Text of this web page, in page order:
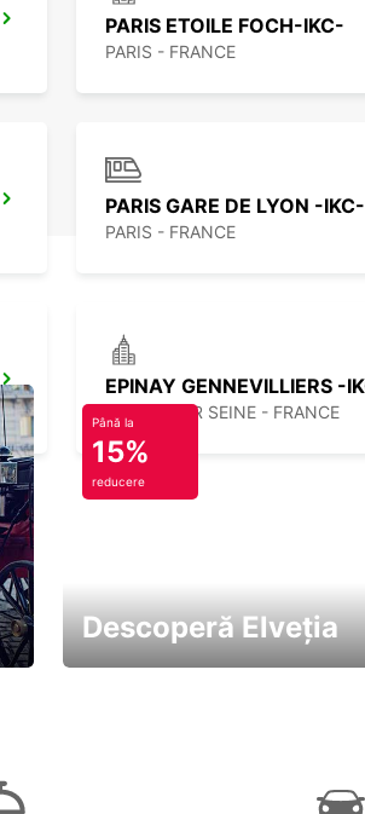
PARIS ETOILE FOCH-IKC-
PARIS - FRANCE
PARIS GARE DE LYON -
PARIS - FRANCE
EPINAY SUR SEINE - FRANCE
Până la
15%
reducere
Descoperă Elveția